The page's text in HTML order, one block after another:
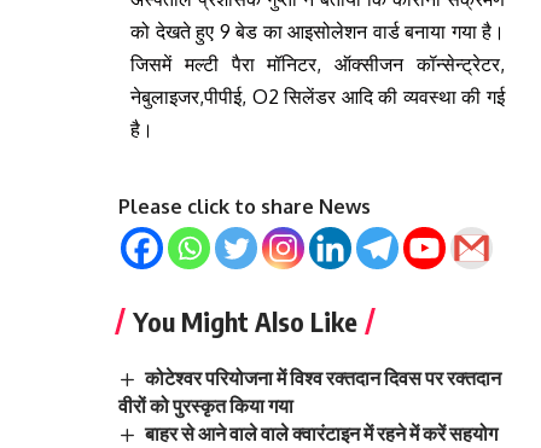
को देखते हुए 9 बेड का आइसोलेशन वार्ड बनाया गया है।
जिसमें मल्टी पैरा मॉनिटर, ऑक्सीजन कॉन्सेन्ट्रेटर,
नेबुलाइजर,पीपीई, O2 सिलेंडर आदि की व्यवस्था की गई
है।
Please click to share News
You Might Also Like
कोटेश्वर परियोजना में विश्व रक्तदान दिवस पर रक्तदान
वीरों को पुरस्कृत किया गया
बाहर से आने वाले वाले क्वारंटाइन में रहने में करें सहयोग